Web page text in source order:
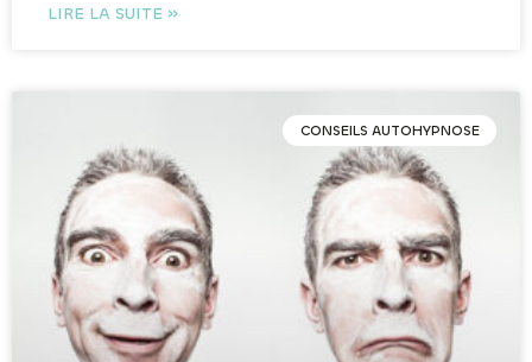
LIRE LA SUITE »
CONSEILS AUTOHYPNOSE